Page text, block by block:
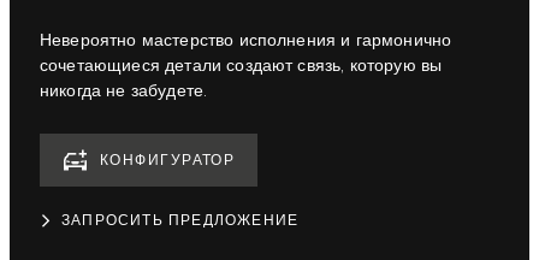
Невероятно мастерство исполнения и гармонично
сочетающиеся детали создают связь, которую вы
никогда не забудете.
КОНФИГУРАТОР
ЗАПРОСИТЬ ПРЕДЛОЖЕНИЕ